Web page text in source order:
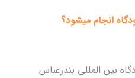
انجام میشود؟
بین المللی بندرعباس